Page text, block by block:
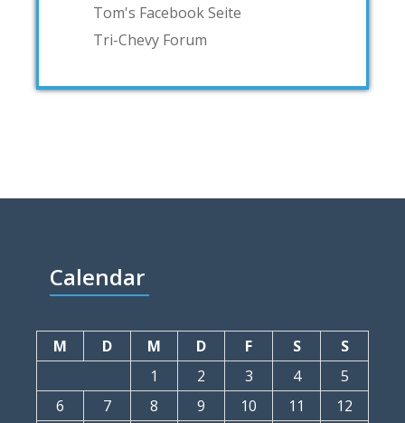
Tom's Facebook Seite
Tri-Chevy Forum
Calendar
M D M D F S
S
1
2 3 4
5
6
7 8 9 10 11
12